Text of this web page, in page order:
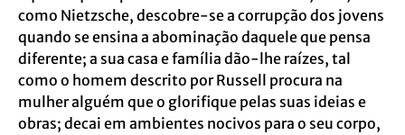
como Nietzsche, descobre-se a corrupção dos jovens
quando se ensina a abominação daquele que pensa
diferente; a sua casa e família dão-lhe raízes, tal
como o homem descrito por Russell procura na
mulher alguém que o glorifique pelas suas ideias e
obras; decai em ambientes nocivos para o seu corpo,